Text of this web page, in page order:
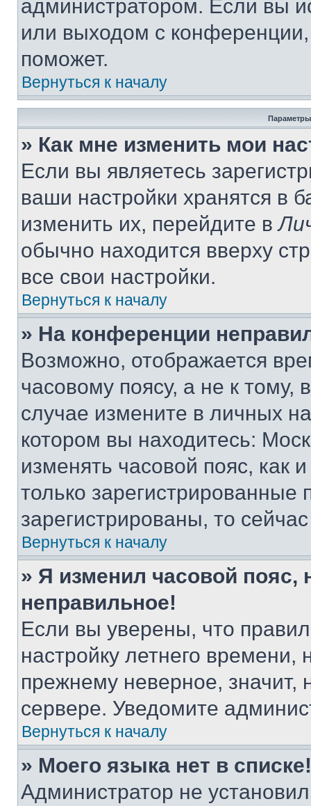
администратором. Если вы
или выходом с
поможет.
Вернуться к началу
Параметры
» Как мне изменить мои
Если вы являетесь
ваши настройки хранятся в
изменить их, перейдите в
обычно находится вверху
все свои настройки.
Вернуться к началу
» На конференции
Возможно, отображается
часовому поясу, а не к тому,
случае измените в личных
котором вы находитесь:
изменять часовой пояс, как
только
зарегистрированы, то
Вернуться к началу
» Я изменил часовой пояс,
неправильное!
Если вы уверены, что
настройку летнего
прежнему неверное, значит,
сервере. Уведомите
Вернуться к началу
» Моего языка нет в списке!
Администратор не